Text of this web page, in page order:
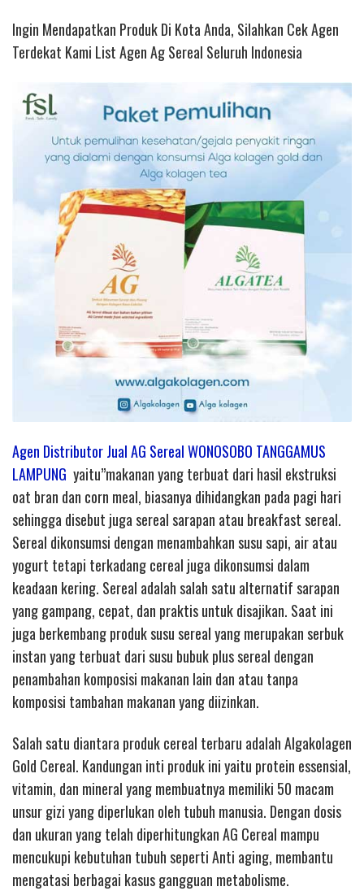
Ingin Mendapatkan Produk Di Kota Anda, Silahkan Cek Agen
Terdekat Kami List Agen Ag Sereal Seluruh Indonesia
Agen Distributor Jual AG Sereal WONOSOBO TANGGAMUS
LAMPUNG yaitu”makanan yang terbuat dari hasil ekstruksi
oat bran dan corn meal, biasanya dihidangkan pada pagi hari
sehingga disebut juga sereal sarapan atau breakfast sereal.
Sereal dikonsumsi dengan menambahkan susu sapi, air atau
yogurt tetapi terkadang cereal juga dikonsumsi dalam
keadaan kering. Sereal adalah salah satu alternatif sarapan
yang gampang, cepat, dan praktis untuk disajikan. Saat ini
juga berkembang produk susu sereal yang merupakan serbuk
instan yang terbuat dari susu bubuk plus sereal dengan
penambahan komposisi makanan lain dan atau tanpa
komposisi tambahan makanan yang diizinkan.
Salah satu diantara produk cereal terbaru adalah Algakolagen
Gold Cereal. Kandungan inti produk ini yaitu protein essensial,
vitamin, dan mineral yang membuatnya memiliki 50 macam
unsur gizi yang diperlukan oleh tubuh manusia. Dengan dosis
dan ukuran yang telah diperhitungkan AG Cereal mampu
mencukupi kebutuhan tubuh seperti Anti aging, membantu
mengatasi berbagai kasus gangguan metabolisme.